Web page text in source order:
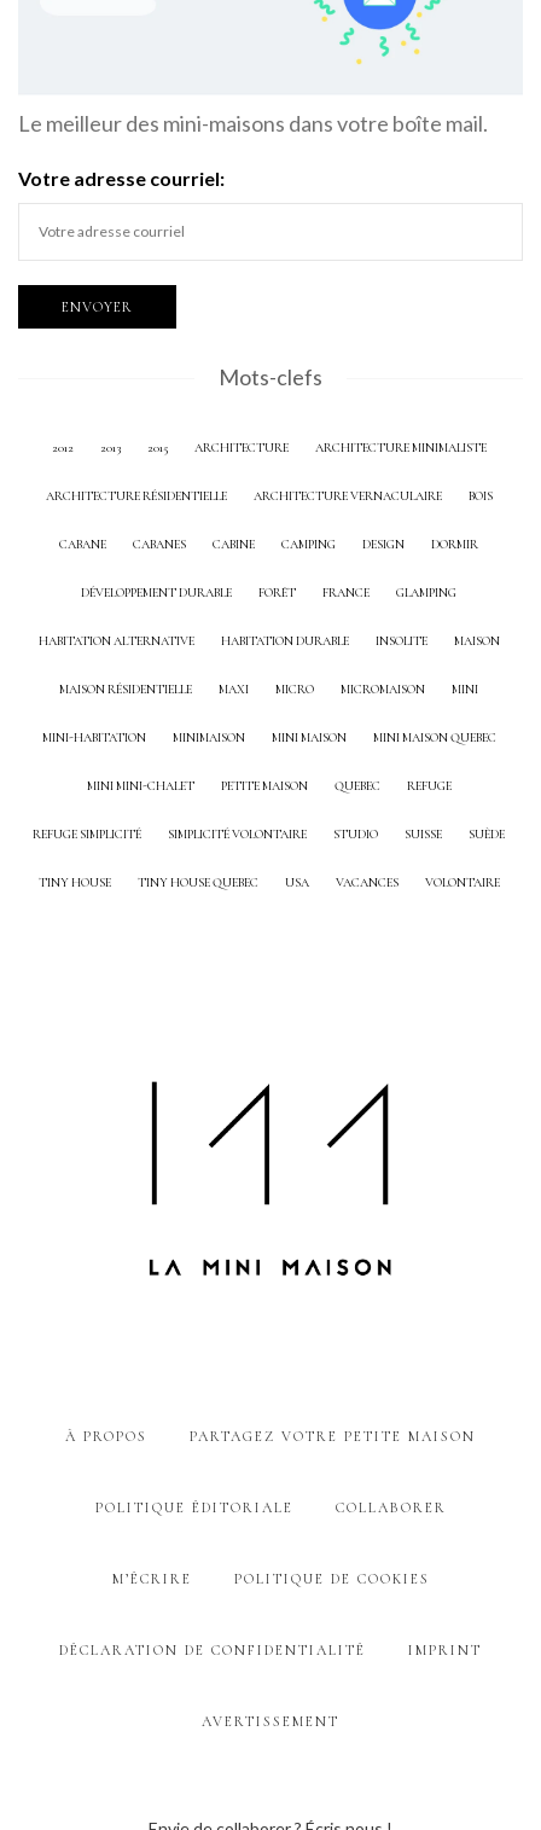
Le meilleur des mini-maisons dans votre boîte mail.
Votre adresse courriel:
Mots-clefs
2012 2013 2015 ARCHITECTURE ARCHITECTURE MINIMALISTE
ARCHITECTURE RÉSIDENTIELLE ARCHITECTURE VERNACULAIRE BOIS
CABANE CABANES CABINE CAMPING DESIGN DORMIR
DÉVELOPPEMENT DURABLE FORÊT FRANCE GLAMPING
HABITATION ALTERNATIVE HABITATION DURABLE INSOLITE MAISON
MAISON RÉSIDENTIELLE MAXI MICRO MICROMAISON MINI
MINI-HABITATION MINIMAISON MINI MAISON MINI MAISON QUEBEC
MINI MINI-CHALET PETITE MAISON QUEBEC REFUGE
REFUGE SIMPLICITÉ SIMPLICITÉ VOLONTAIRE STUDIO SUISSE SUÈDE
TINY HOUSE TINY HOUSE QUEBEC USA VACANCES VOLONTAIRE
À PROPOS PARTAGEZ VOTRE PETITE MAISON
POLITIQUE ÉDITORIALE COLLABORER
M’ÉCRIRE POLITIQUE DE COOKIES
DÉCLARATION DE CONFIDENTIALITÉ IMPRINT
AVERTISSEMENT